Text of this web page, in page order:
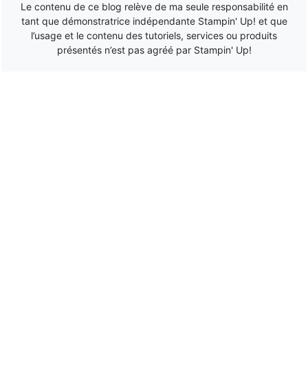
Le contenu de ce blog relève de ma seule responsabilité en
tant que démonstratrice indépendante Stampin' Up! et que
l’usage et le contenu des tutoriels, services ou produits
présentés n’est pas agréé par Stampin' Up!